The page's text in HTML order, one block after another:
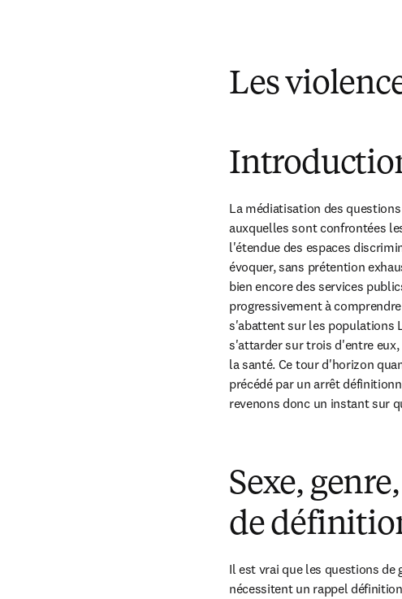
Les
La médiatisation des
auxquelles sont confrontées
l'étendue des espaces
évoquer, sans prétention
bien encore des services
progressivement à
s'abattent sur les populations
s'attarder sur trois d'entre
la santé. Ce tour d'horizon
précédé par un arrêt
revenons donc un instant sur
Sexe,
de
Il est vrai que les questions de
nécessitent un rappel